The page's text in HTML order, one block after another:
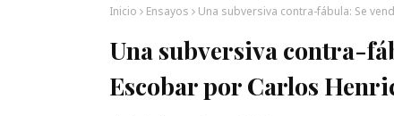
Inicio Ensayos Una subversiva contra-fábula: Se
Una subversiva contra-
Escobar por Carlos